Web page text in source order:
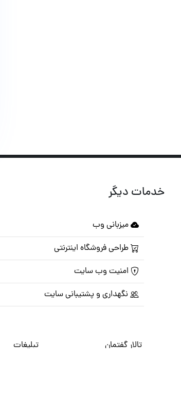
خدمات دیگر
میزبانی وب
طراحی فروشگاه اینترنتی
امنیت وب سایت
نگهداری و پشتیبانی سایت
تالار گفتمان تبلیغات